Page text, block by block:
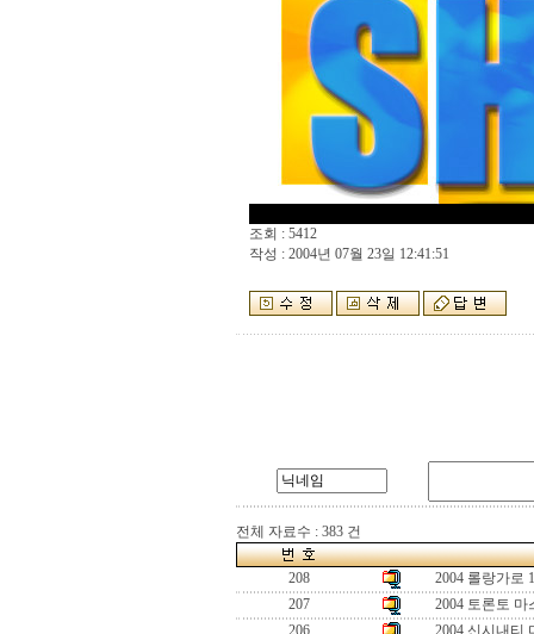
조회 : 5412
작성 : 2004년 07월 23일 12:41:51
전체 자료수 : 383 건
208
2004 롤랑가로 1
207
2004 토론토 마
206
2004 신시내티